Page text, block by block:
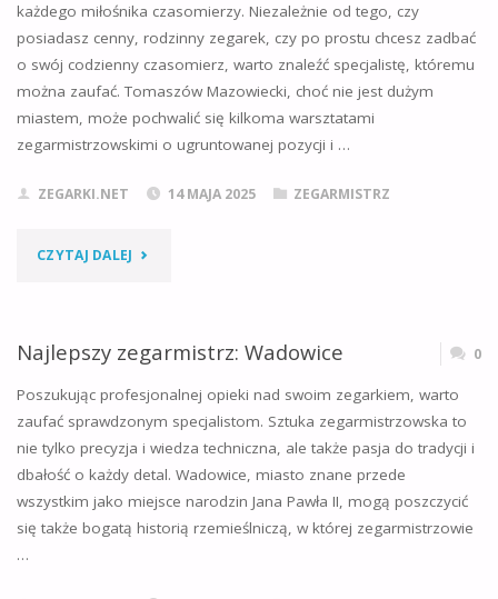
każdego miłośnika czasomierzy. Niezależnie od tego, czy
posiadasz cenny, rodzinny zegarek, czy po prostu chcesz zadbać
o swój codzienny czasomierz, warto znaleźć specjalistę, któremu
można zaufać. Tomaszów Mazowiecki, choć nie jest dużym
miastem, może pochwalić się kilkoma warsztatami
zegarmistrzowskimi o ugruntowanej pozycji i …
ZEGARKI.NET 14 MAJA 2025 ZEGARMISTRZ
CZYTAJ DALEJ "NAJLEPSZY
TOMASZÓW
MAZOWIECKI"
Najlepszy zegarmistrz: Wadowice 0
Poszukując profesjonalnej opieki nad swoim zegarkiem, warto
zaufać sprawdzonym specjalistom. Sztuka zegarmistrzowska to
nie tylko precyzja i wiedza techniczna, ale także pasja do tradycji i
dbałość o każdy detal. Wadowice, miasto znane przede
wszystkim jako miejsce narodzin Jana Pawła II, mogą poszczycić
się także bogatą historią rzemieślniczą, w której zegarmistrzowie
…